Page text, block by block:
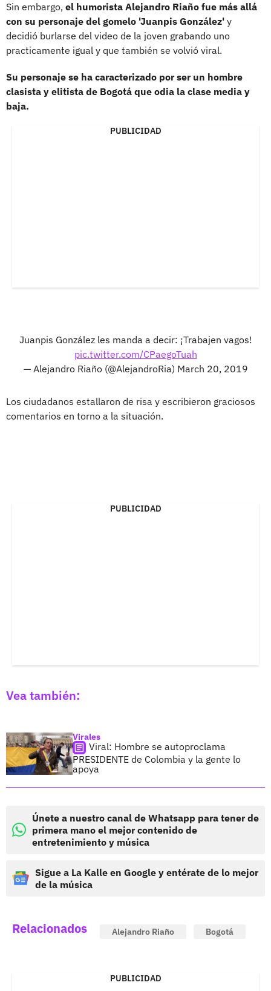
Sin embargo, el humorista Alejandro Riaño fue más allá
con su personaje del gomelo 'Juanpis González' y
decidió burlarse del video de la joven grabando uno
practicamente igual y que también se volvió viral.
Su personaje se ha caracterizado por ser un hombre
clasista y elitista de Bogotá que odia la clase media y
baja.
PUBLICIDAD
Juanpis González les manda a decir: ¡Trabajen vagos!
pic.twitter.com/CPaegoTuah
— Alejandro Riaño (@AlejandroRia) March 20, 2019
Los ciudadanos estallaron de risa y escribieron graciosos
comentarios en torno a la situación.
PUBLICIDAD
Vea también:
Virales
Viral: Hombre se autoproclama
PRESIDENTE de Colombia y la gente lo
apoya
Únete a nuestro canal de Whatsapp para tener de
primera mano el mejor contenido de
entretenimiento y música
Sigue a La Kalle en Google y entérate de lo mejor
de la música
Relacionados Alejandro Riaño Bogotá
PUBLICIDAD